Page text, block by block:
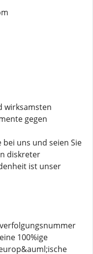
wirksamsten
gegen
uns und seien Sie
diskreter
ist unser
100%ige